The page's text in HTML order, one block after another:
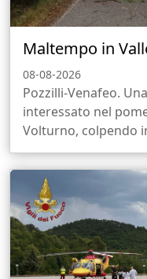
Maltempo in
08-08-2026
Pozzilli-Venafeo.
interessato nel
Volturno, colpendo